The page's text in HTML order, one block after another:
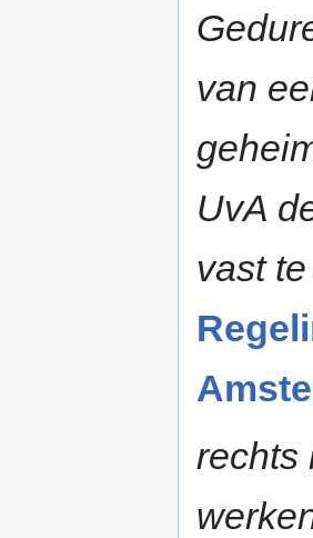
van
UvA
vast
rechts